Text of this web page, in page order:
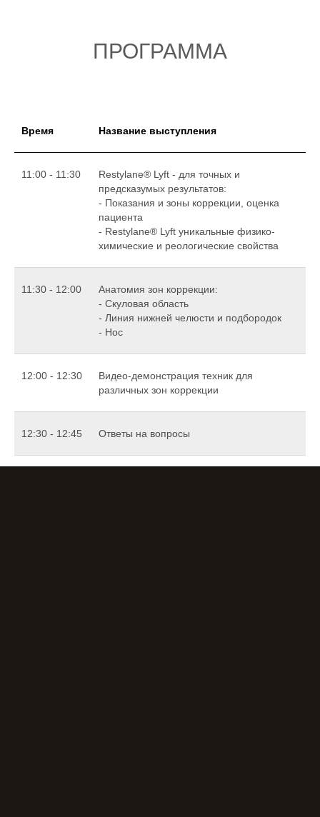
ПРОГРАММА
Время Название выступления
11:00 - 11:30
Restylane® Lyft - для точных и
предсказумых результатов:
- Показания и зоны коррекции, оценка
пациента
- Restylane® Lyft уникальные физико-
химические и реологические свойства
11:30 - 12:00
Анатомия зон коррекции:
- Скуловая область
- Линия нижней челюсти и подбородок
- Нос
12:00 - 12:30
Видео-демонстрация техник для
различных зон коррекции
12:30 - 12:45 Ответы на вопросы